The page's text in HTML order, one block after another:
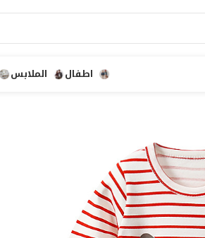
اطفال
الملابس